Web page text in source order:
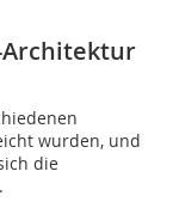
Architektur
wurden, und
die